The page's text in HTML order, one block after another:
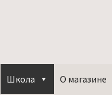
Школа О магазине